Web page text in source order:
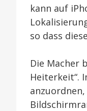
kann auf
so dass
Die Macher
Heiterkeit“.